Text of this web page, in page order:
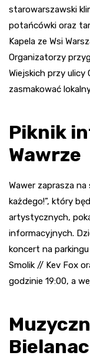
starowarszawski
potańcówki oraz
Kapela ze Wsi
Organizatorzy
Wiejskich przy ulicy
zasmakować
Piknik
Wawrze
Wawer zaprasza
każdego!”, który
artystycznych,
informacyjnych.
koncert na parkingu
Smolik // Kev Fox
godzinie 19:00, a